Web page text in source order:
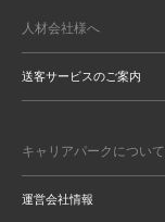
人材会社様へ
送客サービスのご案内
キャリアパークについて
運営会社情報